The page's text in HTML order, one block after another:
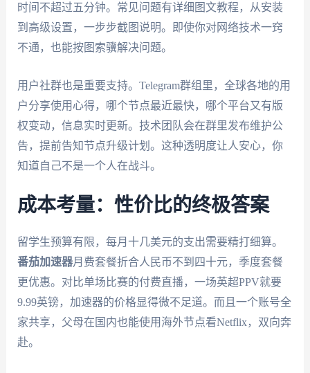
时间不超过五分钟。常见问题有详细图文教程，从安装
到高级设置，一步步截图说明。即使你对网络技术一窍
不通，也能按图索骥解决问题。
用户社群也是重要支持。Telegram群组里，全球各地的用
户分享使用心得，哪个节点最近最快，哪个平台又有版
权变动，信息实时更新。技术团队会在群里发布维护公
告，提前告知节点升级计划。这种透明度让人安心，你
知道自己不是一个人在战斗。
成本考量：性价比的终极答案
留学生预算有限，每月十几美元的支出需要精打细算。
番茄加速器月费套餐折合人民币不到四十元，季度套餐
更优惠。对比单场比赛的付费直播，一场英超PPV就要
9.99英镑，加速器的价格显得微不足道。而且一个账号全
家共享，父母在国内也能使用海外节点看Netflix，双向奔
赴。